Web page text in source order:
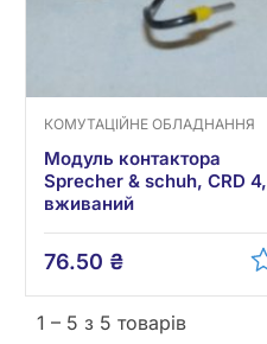
КОМУТАЦІЙНЕ ОБЛАДНАННЯ
Модуль контактора
Sprecher & schuh, CRD 4,
вживаний
76.50 ₴
1 – 5 з 5 товарів